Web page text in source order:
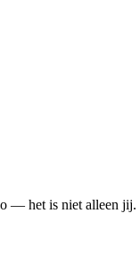
— het is niet alleen jij.